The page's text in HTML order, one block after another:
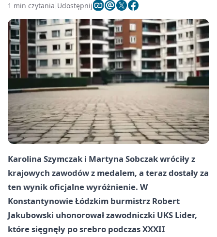
1 min czytania Udostępnij
Karolina Szymczak i Martyna Sobczak wróciły z
krajowych zawodów z medalem, a teraz dostały za
ten wynik oficjalne wyróżnienie. W
Konstantynowie Łódzkim burmistrz Robert
Jakubowski uhonorował zawodniczki UKS Lider,
które sięgnęły po srebro podczas XXXII